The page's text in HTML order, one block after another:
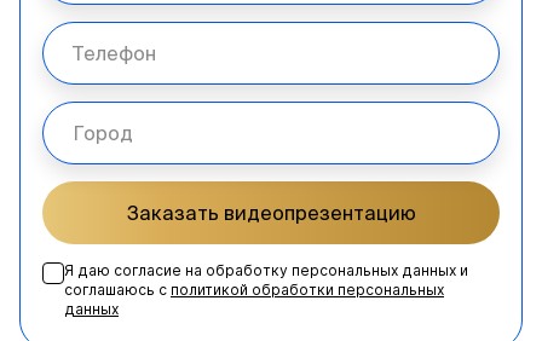
Заказать видеопрезентацию
Я даю согласие на обработку персональных данных и
соглашаюсь с политикой обработки персональных
данных